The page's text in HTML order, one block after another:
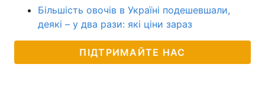
Більшість овочів в Україні подешевшали,
деякі – у два рази: які ціни зараз
ПІДТРИМАЙТЕ НАС